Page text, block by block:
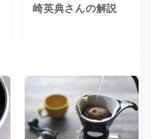
崎英典さんの解説